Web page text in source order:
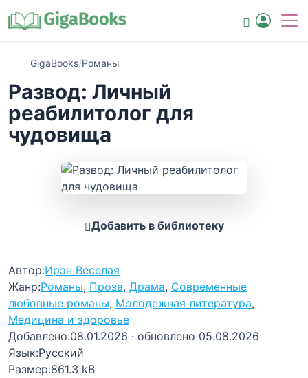
GigaBooks/Романы
Развод: Личный
реабилитолог для
чудовища
Добавить в библиотеку
Автор:Ирэн Веселая
Жанр:Романы, Проза, Драма, Современные
любовные романы, Молодежная литература,
Медицина и здоровье
Добавлено:08.01.2026 · обновлено 05.08.2026
Язык:Русский
Размер:861.3 kB